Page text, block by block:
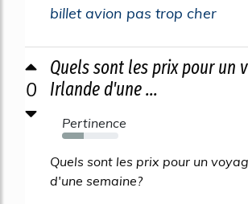
billet avion pas trop cher
0
Quels sont les prix pour un
Irlande d'une ...
Pertinence
38%
Quels sont les prix pour un
d'une semaine?